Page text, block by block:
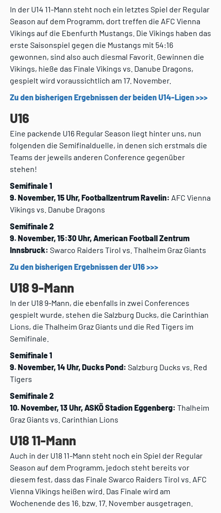
In der U14 11-Mann steht noch ein letztes Spiel der Regular
Season auf dem Programm, dort treffen die AFC Vienna
Vikings auf die Ebenfurth Mustangs. Die Vikings haben das
erste Saisonspiel gegen die Mustangs mit 54:16
gewonnen, sind also auch diesmal Favorit. Gewinnen die
Vikings, hieße das Finale Vikings vs. Danube Dragons,
gespielt wird voraussichtlich am 17. November.
Zu den bisherigen Ergebnissen der beiden U14-Ligen >>>
U16
Eine packende U16 Regular Season liegt hinter uns, nun
folgenden die Semifinalduelle, in denen sich erstmals die
Teams der jeweils anderen Conference gegenüber
stehen!
Semifinale 1
9. November, 15 Uhr, Footballzentrum Ravelin: AFC Vienna
Vikings vs. Danube Dragons
Semifinale 2
9. November, 15:30 Uhr, American Football Zentrum
Innsbruck: Swarco Raiders Tirol vs. Thalheim Graz Giants
Zu den bisherigen Ergebnissen der U16 >>>
U18 9-Mann
In der U18 9-Mann, die ebenfalls in zwei Conferences
gespielt wurde, stehen die Salzburg Ducks, die Carinthian
Lions, die Thalheim Graz Giants und die Red Tigers im
Semifinale.
Semifinale 1
9. November, 14 Uhr, Ducks Pond: Salzburg Ducks vs. Red
Tigers
Semifinale 2
10. November, 13 Uhr, ASKÖ Stadion Eggenberg: Thalheim
Graz Giants vs. Carinthian Lions
U18 11-Mann
Auch in der U18 11-Mann steht noch ein Spiel der Regular
Season auf dem Programm, jedoch steht bereits vor
diesem fest, dass das Finale Swarco Raiders Tirol vs. AFC
Vienna Vikings heißen wird. Das Finale wird am
Wochenende des 16. bzw. 17. November ausgetragen.